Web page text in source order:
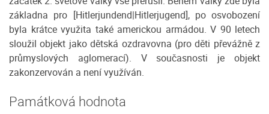
základna pro [Hitlerjundend|Hitlerjugend], po osvobození
byla krátce využita také americkou armádou. V 90 letech
sloužil objekt jako dětská ozdravovna (pro děti převážně z
průmyslových aglomerací). V současnosti je objekt
zakonzervován a není využíván.
Památková hodnota